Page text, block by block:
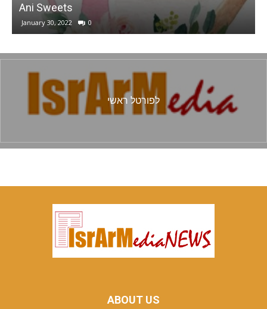
Ani Sweets
January 30, 2022 0
לפורטל ראשי
ABOUT US